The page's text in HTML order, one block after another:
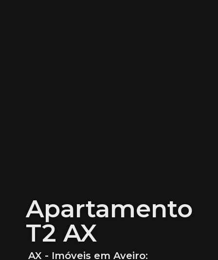
Apartamento
T2 AX
AX - Imóveis em Aveiro: